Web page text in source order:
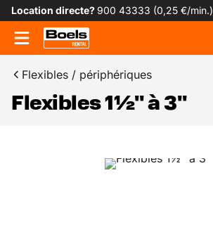
Location directe?900 43333 (0,25 €/min.)
Flexibles / périphériques
Flexibles 1½" à 3"